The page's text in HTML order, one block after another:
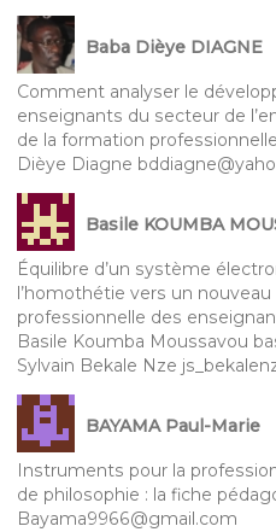
Baba Dièye DIAGNE
Comment analyser le
enseignants du secteur de
de la formation
Dièye Diagne
Basile KOUMBA
Équilibre d’un système
l’homothétie vers un
professionnelle des
Basile Koumba Moussavou
Sylvain Bekale Nze
BAYAMA Paul-Marie
Instruments pour la
de philosophie : la fiche
Bayama9966@gmail.com